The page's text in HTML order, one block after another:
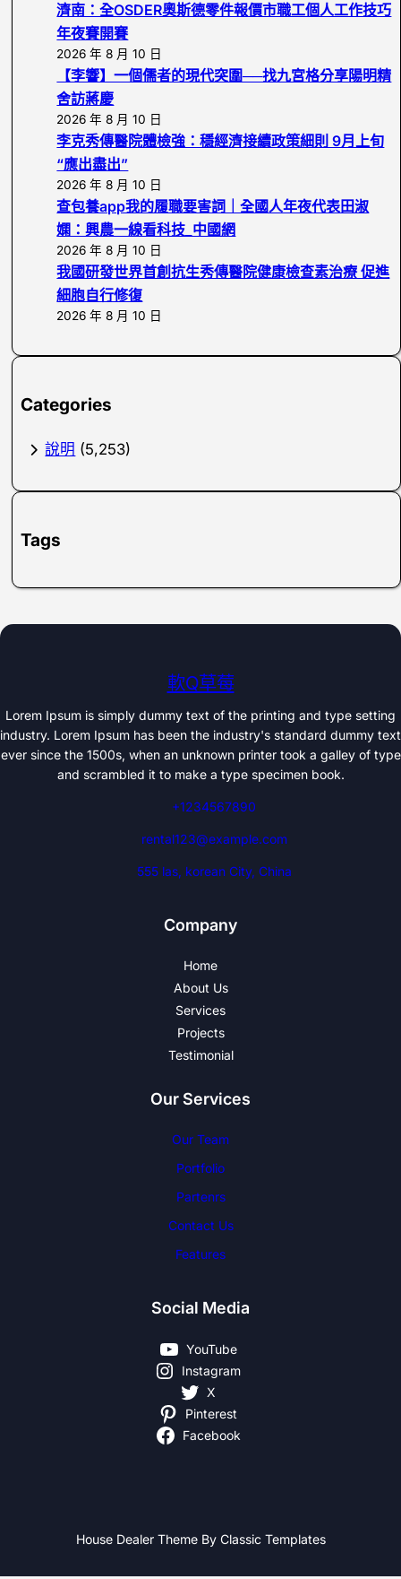
濟南：全OSDER奧斯德零件報價市職工個人工作技巧
年夜賽開賽
2026 年 8 月 10 日
【李響】一個儒者的現代突圍──找九宮格分享陽明精
舍訪蔣慶
2026 年 8 月 10 日
李克秀傳醫院體檢強：穩經濟接續政策細則 9月上旬
“應出盡出”
2026 年 8 月 10 日
查包養app我的履職要害詞｜全國人年夜代表田淑
嫻：興農一線看科技_中國網
2026 年 8 月 10 日
我國研發世界首創抗生秀傳醫院健康檢查素治療 促進
細胞自行修復
2026 年 8 月 10 日
Categories
說明 (5,253)
Tags
軟Q草莓
Lorem Ipsum is simply dummy text of the printing and type setting
industry. Lorem Ipsum has been the industry's standard dummy text
ever since the 1500s, when an unknown printer took a galley of type
and scrambled it to make a type specimen book.
+1234567890
rental123@example.com
555 las, korean City, China
Company
Home
About Us
Services
Projects
Testimonial
Our Services
Our Team
Portfolio
Partenrs
Contact Us
Features
Social Media
YouTube
Instagram
X
Pinterest
Facebook
House Dealer Theme By Classic Templates